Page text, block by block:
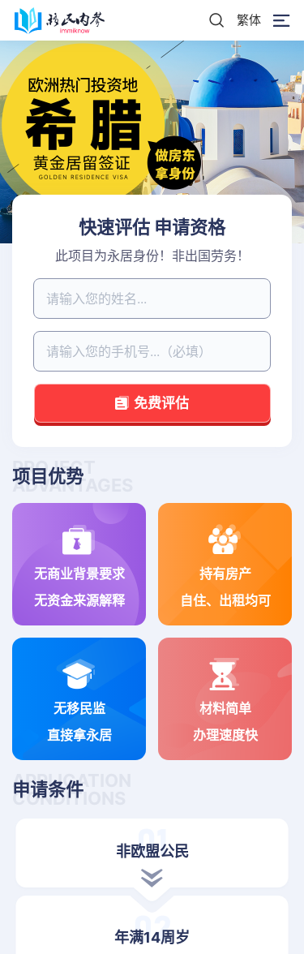
繁体
快速评估 申请资格
此项目为永居身份！非出国劳务！
免费评估
PROJECT
ADVANTAGES
项目优势
无商业背景要求
无资金来源解释
持有房产
自住、出租均可
无移民监
直接拿永居
材料简单
办理速度快
APPLICATION
CONDITIONS
申请条件
非欧盟公民
年满14周岁